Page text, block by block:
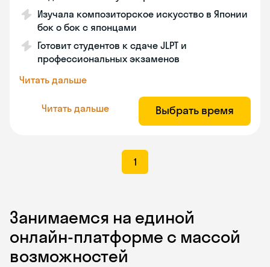
Изучала композиторское искусство в Японии
бок о бок с японцами
Готовит студентов к сдаче JLPT и
профессиональных экзаменов
Читать дальше
Читать дальше Выбрать время
1
Занимаемся на единой
онлайн-платформе с массой
возможностей